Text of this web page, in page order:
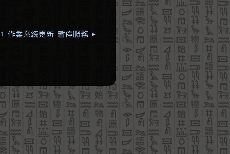
作業系統更新 暫停服務 ▸